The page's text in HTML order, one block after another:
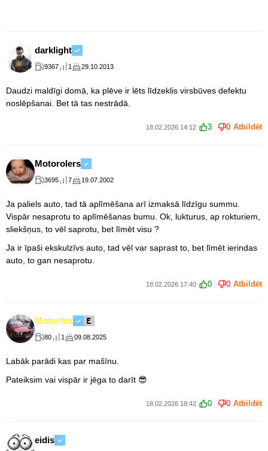
darklight
9367 1 29.10.2013
Daudzi maldīgi domā, ka plēve ir lēts līdzeklis virsbūves defektu
noslēpšanai. Bet tā tas nestrādā.
18.02.2026 14:12 3 0 Atbildēt
Motorolers
3695 7 19.07.2002
Ja paliels auto, tad tā aplīmēšana arī izmaksā līdzīgu summu.
Vispār nesaprotu to aplīmēšanas bumu. Ok, lukturus, ap rokturiem,
sliekšņus, to vēl saprotu, bet līmēt visu ?
Ja ir īpaši ekskulzīvs auto, tad vēl var saprast to, bet līmēt ierindas
auto, to gan nesaprotu.
18.02.2026 17:40 0 0 Atbildēt
Motorfox
80 1 09.08.2025
Labāk parādi kas par mašīnu.
Pateiksim vai vispār ir jēga to darīt 😎
18.02.2026 18:42 0 0 Atbildēt
eidis